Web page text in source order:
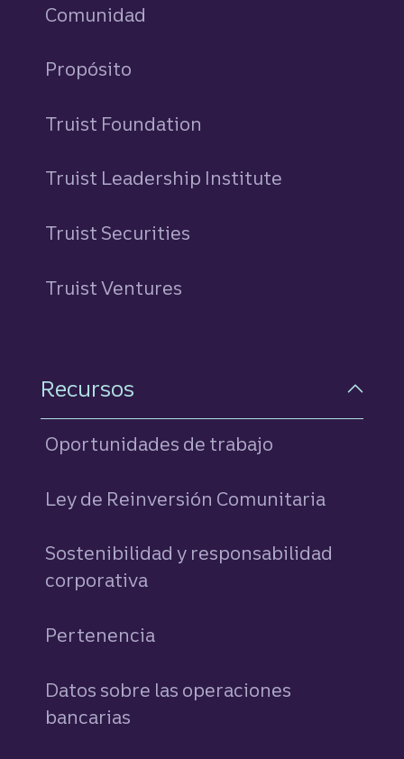
Comunidad
Propósito
Truist Foundation
Truist Leadership Institute
Truist Securities
Truist Ventures
Recursos
Oportunidades de trabajo
Ley de Reinversión Comunitaria
Sostenibilidad y responsabilidad
corporativa
Pertenencia
Datos sobre las operaciones
bancarias